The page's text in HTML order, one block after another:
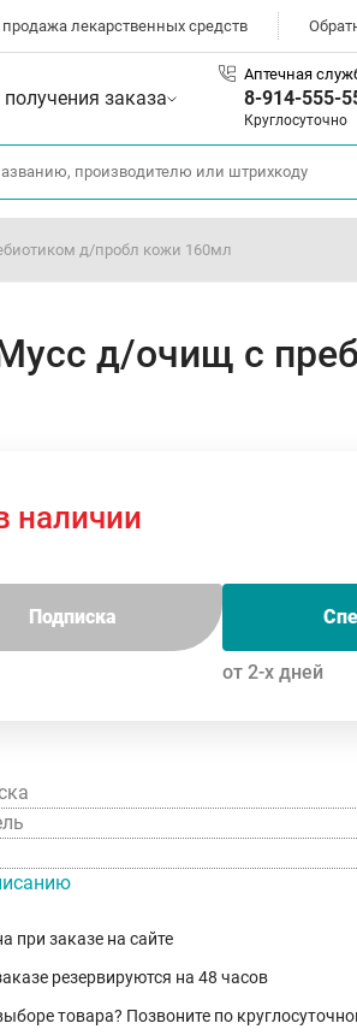
лекарственных средств
заказа
Аптечная
8-914-555-
Круглосуточно
д/пробл кожи 160мл
д/очищ с
наличии
Подписка
от 2-х дней
при заказе на сайте
резервируются на 48 часов
товара? Позвоните по